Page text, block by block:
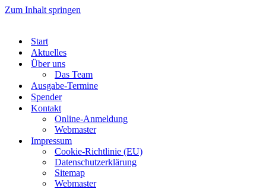
Zum Inhalt springen
Start
Aktuelles
Über uns
Das Team
Ausgabe-Termine
Spender
Kontakt
Online-Anmeldung
Webmaster
Impressum
Cookie-Richtlinie (EU)
Datenschutzerklärung
Sitemap
Webmaster